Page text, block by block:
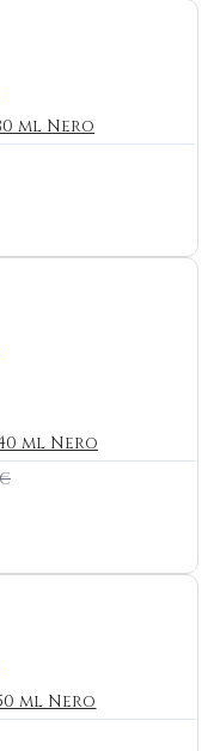
ml Nero
ml Nero
ml Nero